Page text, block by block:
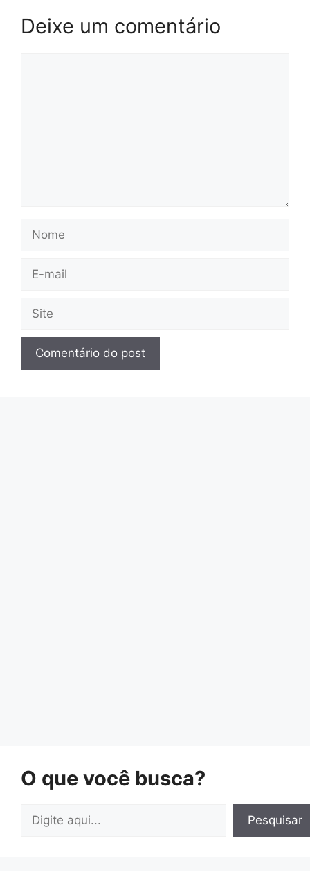
Deixe um comentário
mail
O que você busca?
Pesquisar